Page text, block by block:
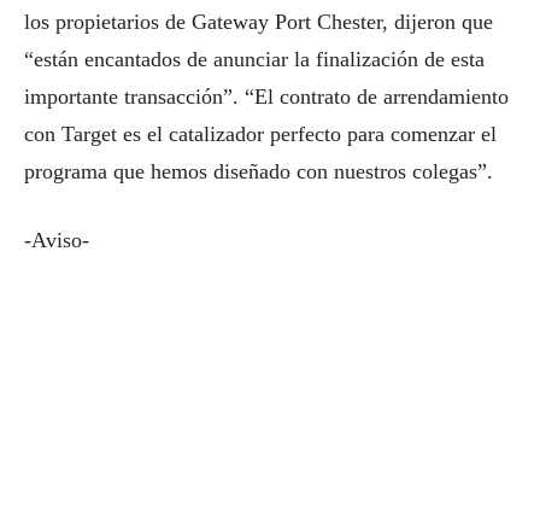
los propietarios de Gateway Port Chester, dijeron que
“están encantados de anunciar la finalización de esta
importante transacción”. “El contrato de arrendamiento
con Target es el catalizador perfecto para comenzar el
programa que hemos diseñado con nuestros colegas”.
-Aviso-